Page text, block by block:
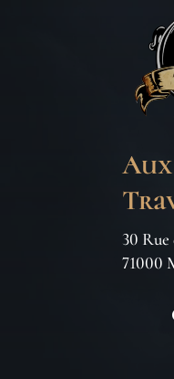
30
71000